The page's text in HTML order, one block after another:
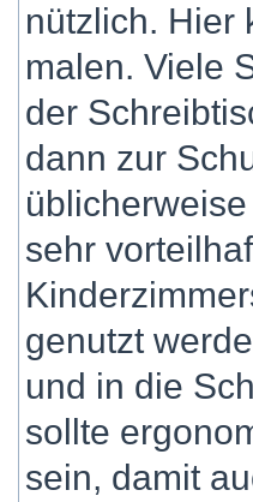
nützlich. Hier
malen. Viele
der
dann zur
sehr
genutzt
und in die
sollte
sein, damit